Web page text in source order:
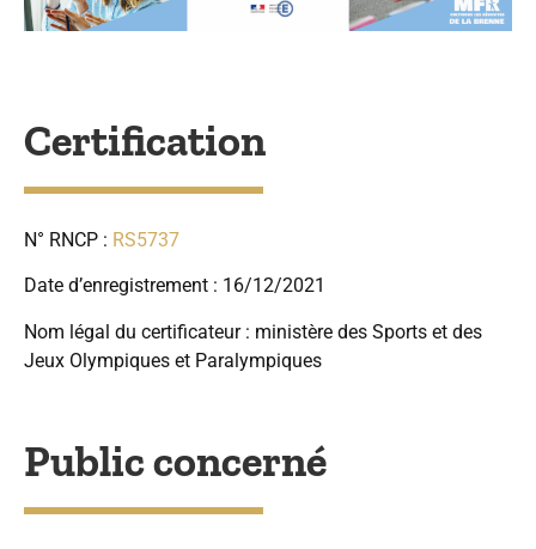
Certification
N° RNCP : RS5737
Date d’enregistrement : 16/12/2021
Nom légal du certificateur : ministère des Sports et des
Jeux Olympiques et Paralympiques
Public concerné